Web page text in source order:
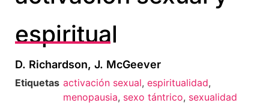
espiritual
D. Richardson, J. McGeever
Etiquetas activación sexual, espiritualidad,
menopausia, sexo tántrico, sexualidad